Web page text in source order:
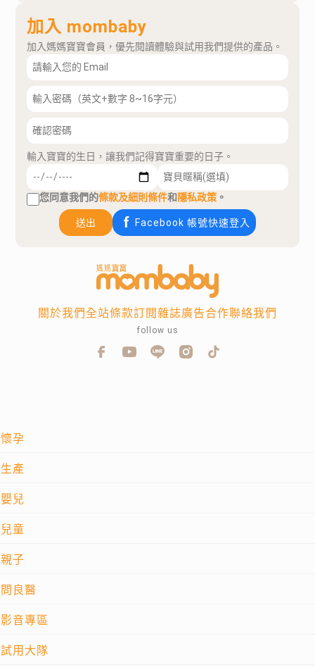
加入 mombaby
加入媽媽寶寶會員，優先閱讀體驗與試用我們提供的產品。
輸入寶寶的生日，讓我們記得寶寶重要的日子。
您同意我們的條款及細則條件和隱私政策 。
送出 Facebook 帳號快速登入
懷孕
生產
嬰兒
兒童
親子
問良醫
影音專區
試用大隊
關於我們全站條款訂閱雜誌廣告合作聯絡我們
follow us